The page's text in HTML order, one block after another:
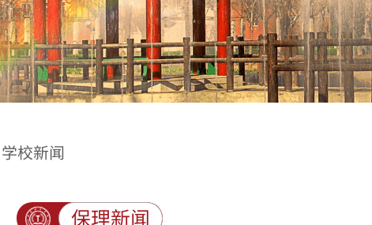
学校新闻
保理新闻